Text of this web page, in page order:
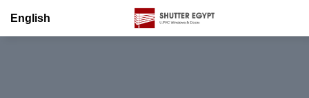
English